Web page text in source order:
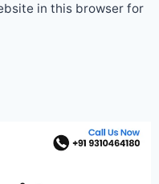
in this browser for